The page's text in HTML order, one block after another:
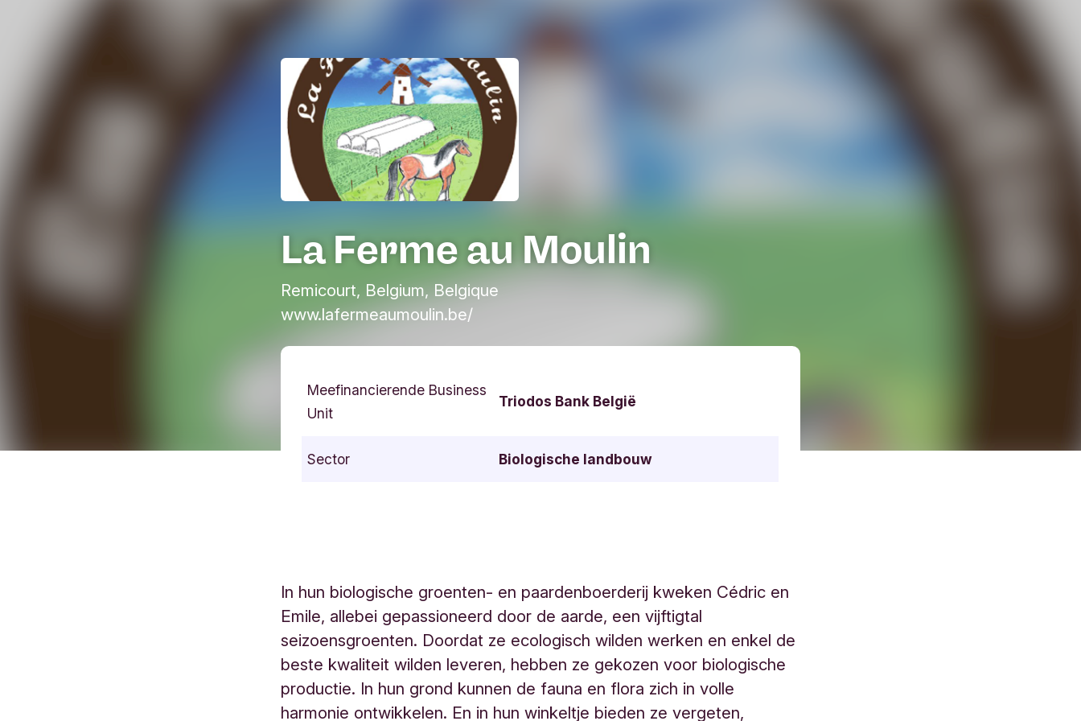
La Ferme au Moulin
Remicourt, Belgium, Belgique
www.lafermeaumoulin.be/
Meefinancierende Business
Unit
Triodos Bank België
Sector Biologische landbouw
In hun biologische groenten- en paardenboerderij kweken Cédric en
Emile, allebei gepassioneerd door de aarde, een vijftigtal
seizoensgroenten. Doordat ze ecologisch wilden werken en enkel de
beste kwaliteit wilden leveren, hebben ze gekozen voor biologische
productie. In hun grond kunnen de fauna en flora zich in volle
harmonie ontwikkelen. En in hun winkeltje bieden ze vergeten,